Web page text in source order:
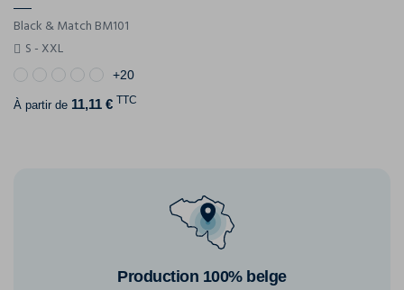
Black & Match BM101
S - XXL
+20
À partir de 11,11 € TTC
Production 100% belge